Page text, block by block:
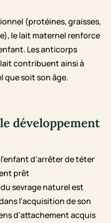
(protéines, graisses,
le lait maternel renforce
Les anticorps
contribuent ainsi à
que soit son âge.
développement
d’arrêter de téter
prêt
sevrage naturel est
l’acquisition de son
d’attachement acquis